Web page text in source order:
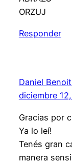
ORZUJ
Responder
Daniel
diciembre
Gracias por
Ya lo leí!
Tenés gran
manera